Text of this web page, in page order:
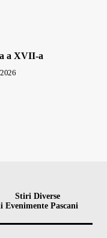
a XVII-a
Stiri Diverse
Pascani